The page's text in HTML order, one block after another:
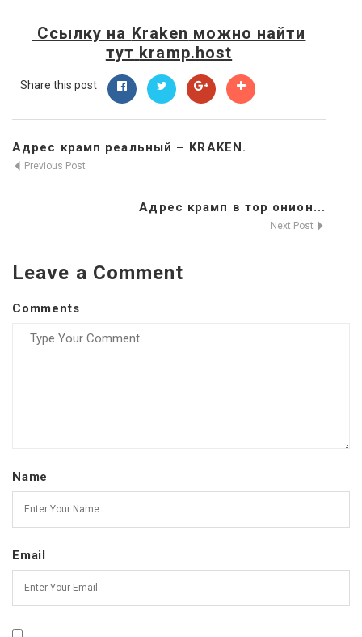
Ссылку на Kraken можно найти
тут kramp.host
Share this post
Адрес крамп реальный – KRAKEN.
Previous Post
Адрес крамп в тор онион...
Next Post
Leave a Comment
Comments
Name
Email